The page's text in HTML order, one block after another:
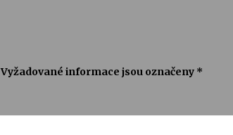
Vyžadované informace jsou označeny *